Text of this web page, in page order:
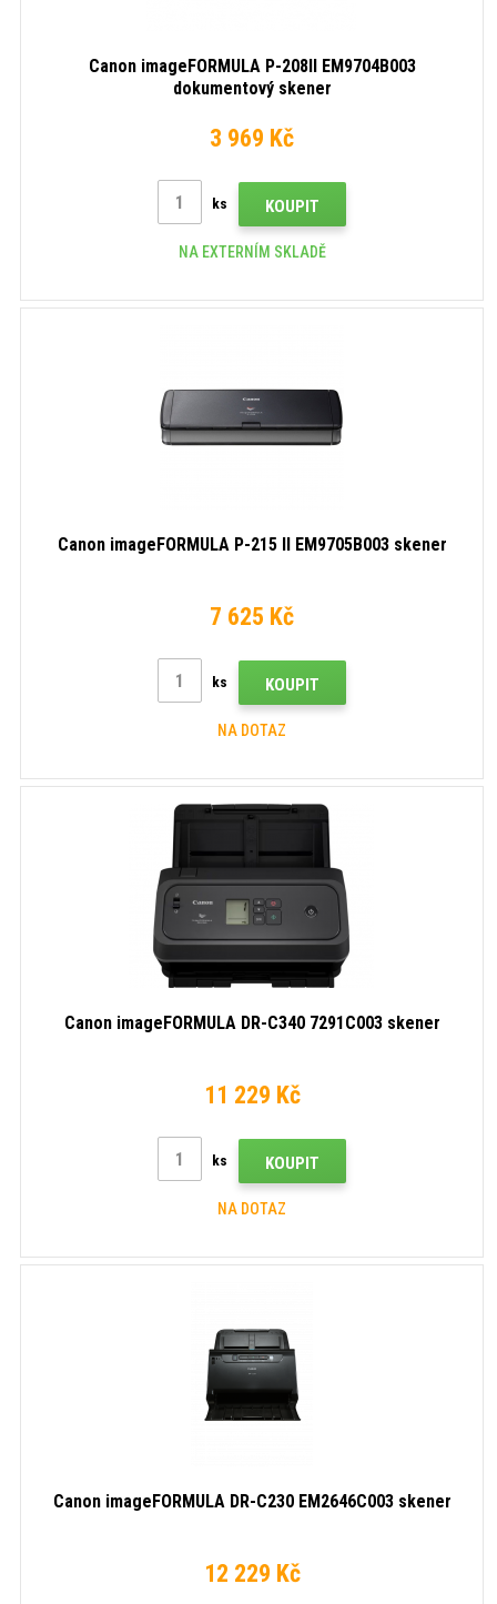
Canon imageFORMULA P-208II EM9704B003
dokumentový skener
3 969 Kč
ks KOUPIT
NA EXTERNÍM SKLADĚ
Canon imageFORMULA P-215 II EM9705B003 skener
7 625 Kč
ks KOUPIT
NA DOTAZ
Canon imageFORMULA DR-C340 7291C003 skener
11 229 Kč
ks KOUPIT
NA DOTAZ
Canon imageFORMULA DR-C230 EM2646C003 skener
12 229 Kč